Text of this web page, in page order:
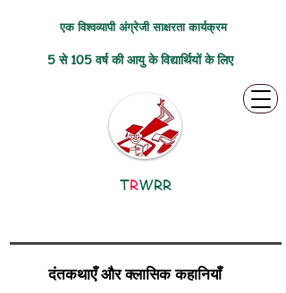
एक विश्वव्यापी अंग्रेजी साक्षरता कार्यक्रम
5 से 105 वर्ष की आयु के विद्यार्थियों के लिए
TRWRR
दंतकथाएँ और क्लासिक कहानियाँ